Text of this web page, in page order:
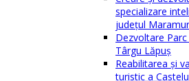
specializare
județul
Dezvoltare
Târgu Lăpuș
Reabilitarea și
turistic a